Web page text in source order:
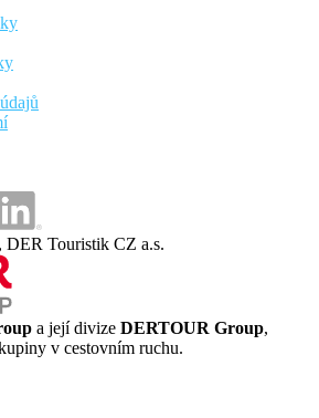
Touristik CZ a.s.
a její divize DERTOUR Group,
v cestovním ruchu.